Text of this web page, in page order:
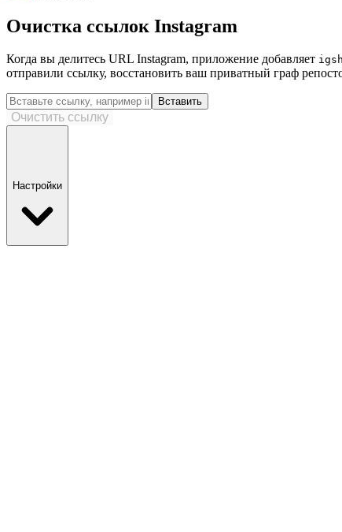
Очистка ссылок Instagram
Когда вы делитесь URL Instagram, приложение добавляет igsh
отправили ссылку, восстановить ваш приватный граф
Вставить
Очистить ссылку
Настройки